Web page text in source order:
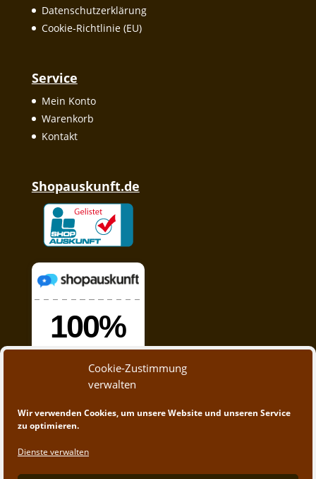
Cookie-Zustimmung
verwalten
Wir verwenden Cookies, um unsere Website und unseren Service
zu optimieren.
Dienste verwalten
Datenschutzerklärung
Cookie-Richtlinie (EU)
Service
Mein Konto
Warenkorb
Kontakt
Shopauskunft.de